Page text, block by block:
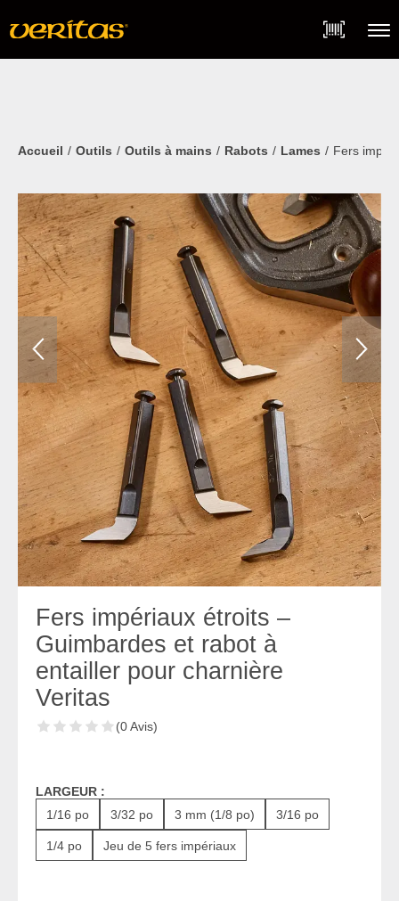
content
Accueil Outils Outils à mains Rabots Lames Fers
Fers impériaux étroits –
Guimbardes et rabot à
entailler pour charnière
Veritas
(0 Avis)
LARGEUR :
1/16 po
3/32 po 3 mm (1/8 po) 3/16 po
1/4 po Jeu de 5 fers impériaux